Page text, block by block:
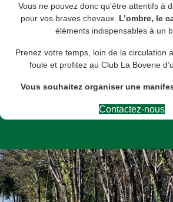
Vous ne pouvez donc qu’être attentifs à
pour vos braves chevaux. L’ombre, le
éléments indispensables à un
Prenez votre temps, loin de la circulation
foule et profitez au Club La Boverie
Vous souhaitez organiser une
Contactez-nous